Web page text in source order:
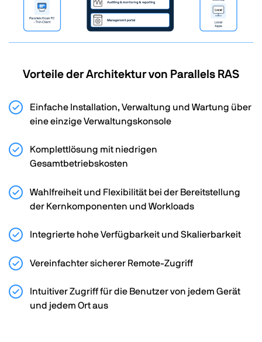
Vorteile der Architektur von Parallels RAS
Einfache Installation, Verwaltung und Wartung über
eine einzige Verwaltungskonsole
Komplettlösung mit niedrigen
Gesamtbetriebskosten
Wahlfreiheit und Flexibilität bei der Bereitstellung
der Kernkomponenten und Workloads
Integrierte hohe Verfügbarkeit und Skalierbarkeit
Vereinfachter sicherer Remote-Zugriff
Intuitiver Zugriff für die Benutzer von jedem Gerät
und jedem Ort aus